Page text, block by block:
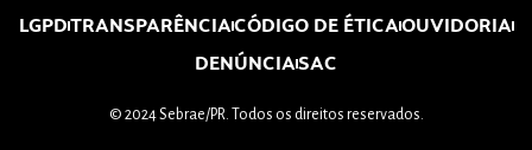
LGPDTRANSPARÊNCIACÓDIGO DE ÉTICAOUVIDORIA
DENÚNCIASAC
© 2024 Sebrae/PR. Todos os direitos reservados.